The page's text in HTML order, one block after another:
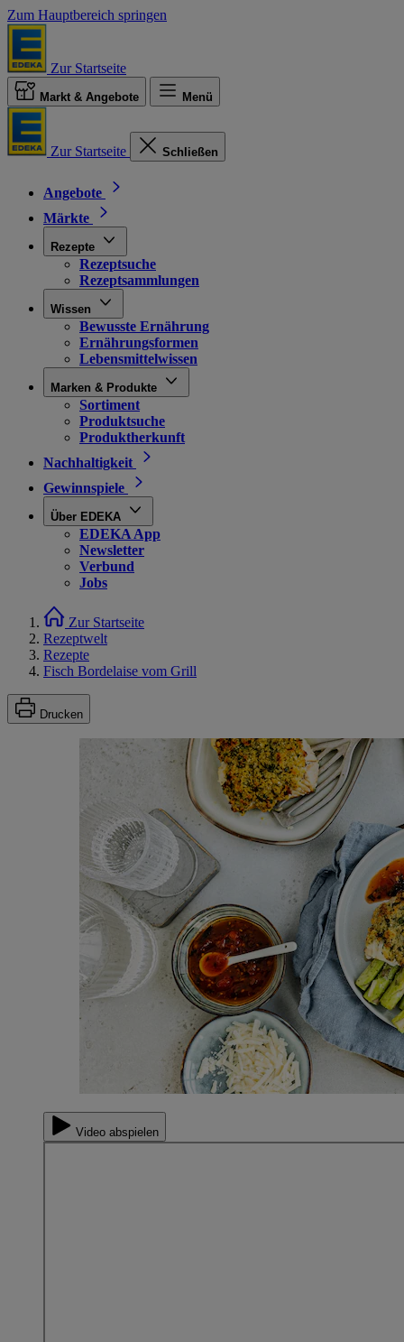
Zum Hauptbereich springen
Zur Startseite
Markt & Angebote Menü
Zur Startseite Schließen
Angebote
Märkte
Rezepte
Rezeptsuche
Rezeptsammlungen
Wissen
Bewusste Ernährung
Ernährungsformen
Lebensmittelwissen
Marken & Produkte
Sortiment
Produktsuche
Produktherkunft
Nachhaltigkeit
Gewinnspiele
Über EDEKA
EDEKA App
Newsletter
Verbund
Jobs
Zur Startseite
Rezeptwelt
Rezepte
Fisch Bordelaise vom Grill
Drucken
Video abspielen